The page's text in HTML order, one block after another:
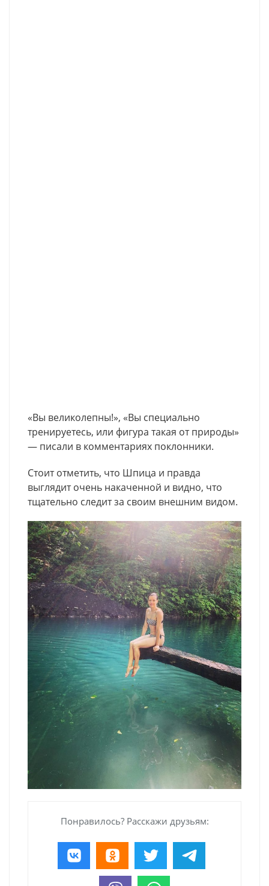
«Вы великолепны!», «Вы специально
тренируетесь, или фигура такая от природы»
— писали в комментариях поклонники.
Стоит отметить, что Шпица и правда
выглядит очень накаченной и видно, что
тщательно следит за своим внешним видом.
Понравилось? Расскажи друзьям: